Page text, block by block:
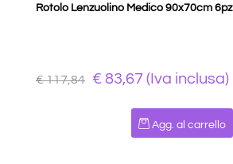
Rotolo Lenzuolino Medico 90x70cm 6pz
€ 117,84 € 83,67 (Iva inclusa)
Quantità
Agg. al carrello